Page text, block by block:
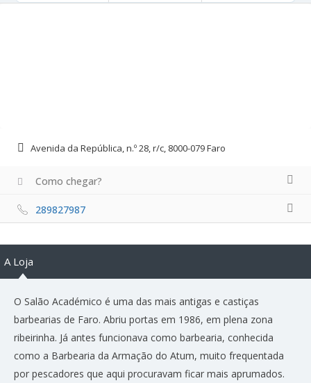
Avenida da República, n.º 28, r/c, 8000-079 Faro
Como chegar?
289827987
A Loja
O Salão Académico é uma das mais antigas e castiças
barbearias de Faro. Abriu portas em 1986, em plena zona
ribeirinha. Já antes funcionava como barbearia, conhecida
como a Barbearia da Armação do Atum, muito frequentada
por pescadores que aqui procuravam ficar mais aprumados.